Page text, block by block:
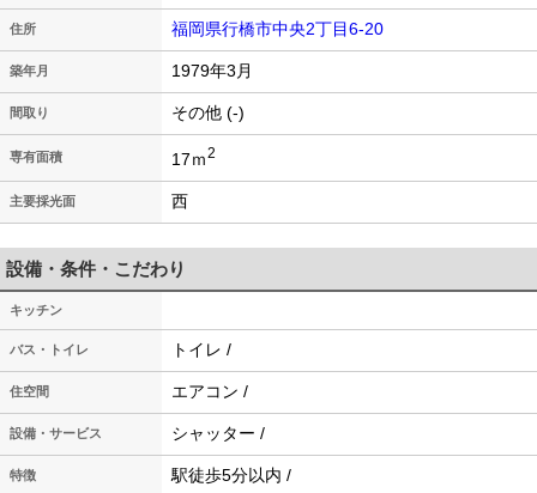
住所 福岡県行橋市中央2丁目6-20
築年月 1979年3月
間取り その他 (-)
専有面積 17ｍ2
主要採光面 西
設備・条件・こだわり
キッチン
バス・トイレ トイレ /
住空間 エアコン /
設備・サービス シャッター /
特徴 駅徒歩5分以内 /